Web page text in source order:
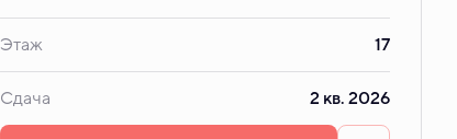
Этаж 17
Сдача 2 кв. 2026